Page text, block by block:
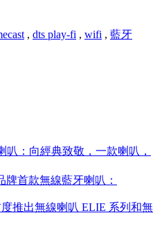
, dts play-fi , wifi , 藍牙
叭：向經典致敬，一款喇叭，
首款無線藍牙喇叭：
度推出無線喇叭 ELIE 系列和無